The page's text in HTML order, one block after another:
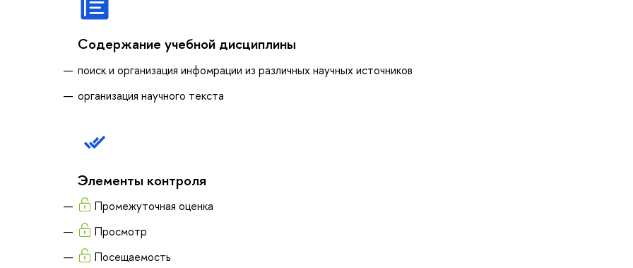
Содержание учебной дисциплины
поиск и организация инфомрации из различных научных источников
организация научного текста
Элементы контроля
Промежуточная оценка
Просмотр
Посещаемость